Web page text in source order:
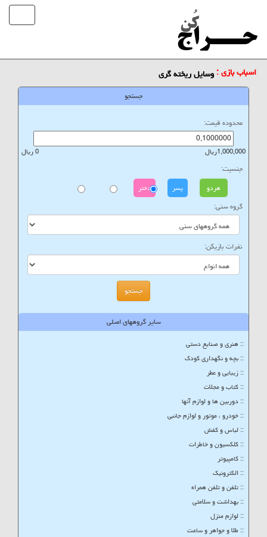
اسباب بازی :وسایل ریخته گری
جستجو
محدوده قیمت:
1,000,000ریال 0 ریال
جنسیت:
هردو پسر دختر
گروه سنی:
نفرات بازیکن:
سایر گروههای اصلی
:: هنری و صنایع دستی
:: بچه و نگهداری کودک
:: زیبایی و عطر
:: کتاب و مجلات
:: دوربین ها و لوازم آنها
:: خودرو ، موتور و لوازم جانبی
:: لباس و کفش
:: کلکسیون و خاطرات
:: کامپیوتر
:: الکترونیک
:: تلفن و تلفن همراه
:: بهداشت و سلامتی
:: لوازم منزل
:: طلا و جواهر و ساعت